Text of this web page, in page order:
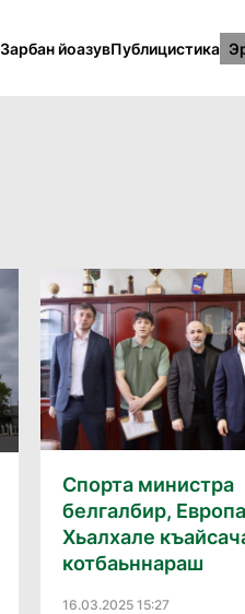
Зарбан йоазувПублицистика
Спорта министра
белгалбир, Европа
Хьалхале
котбаьннараш
16.03.2025 15:27